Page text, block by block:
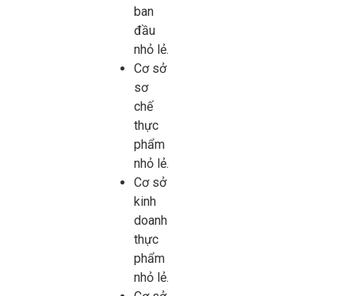
ban
đầu
nhỏ lẻ.
Cơ sở
sơ
chế
thực
phẩm
nhỏ lẻ.
Cơ sở
kinh
doanh
thực
phẩm
nhỏ lẻ.